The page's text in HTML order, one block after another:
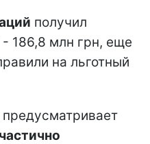
получил
186,8 млн грн, еще
на льготный